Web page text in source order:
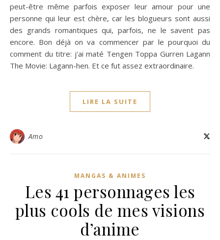
peut-être même parfois exposer leur amour pour une
personne qui leur est chère, car les blogueurs sont aussi
des grands romantiques qui, parfois, ne le savent pas
encore. Bon déjà on va commencer par le pourquoi du
comment du titre: j'ai maté Tengen Toppa Gurren Lagann
The Movie: Lagann-hen. Et ce fut assez extraordinaire.
LIRE LA SUITE
Amo
MANGAS & ANIMES
Les 41 personnages les
plus cools de mes visions
d’anime